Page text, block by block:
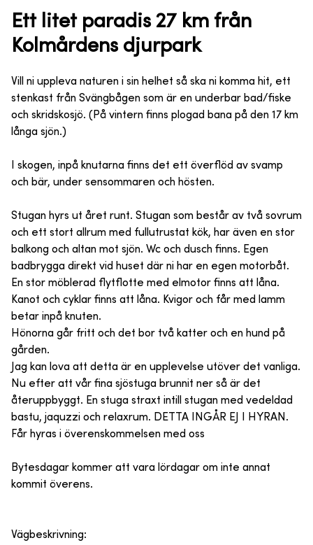
Ett litet paradis 27 km från
Kolmårdens djurpark
Vill ni uppleva naturen i sin helhet så ska ni komma hit, ett
stenkast från Svängbågen som är en underbar bad/fiske
och skridskosjö. (På vintern finns plogad bana på den 17 km
långa sjön.)
I skogen, inpå knutarna finns det ett överflöd av svamp
och bär, under sensommaren och hösten.
Stugan hyrs ut året runt. Stugan som består av två sovrum
och ett stort allrum med fullutrustat kök, har även en stor
balkong och altan mot sjön. Wc och dusch finns. Egen
badbrygga direkt vid huset där ni har en egen motorbåt.
En stor möblerad flytflotte med elmotor finns att låna.
Kanot och cyklar finns att låna. Kvigor och får med lamm
betar inpå knuten.
Hönorna går fritt och det bor två katter och en hund på
gården.
Jag kan lova att detta är en upplevelse utöver det vanliga.
Nu efter att vår fina sjöstuga brunnit ner så är det
återuppbyggt. En stuga straxt intill stugan med vedeldad
bastu, jaquzzi och relaxrum. DETTA INGÅR EJ I HYRAN.
Får hyras i överenskommelsen med oss
Bytesdagar kommer att vara lördagar om inte annat
kommit överens.
Vägbeskrivning: